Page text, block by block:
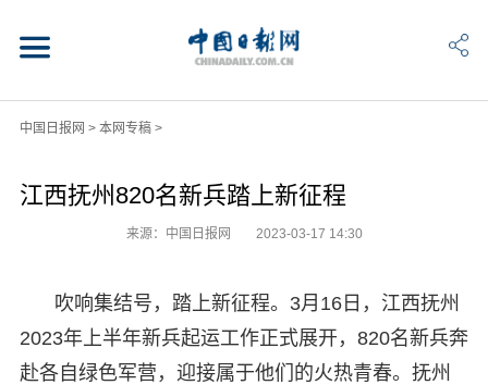
中国日报网 > 本网专稿>
江西抚州820名新兵踏上新征程
来源：中国日报网 2023-03-17 14:30
吹响集结号，踏上新征程。3月16日，江西抚州
2023年上半年新兵起运工作正式展开，820名新兵奔
赴各自绿色军营，迎接属于他们的火热青春。抚州